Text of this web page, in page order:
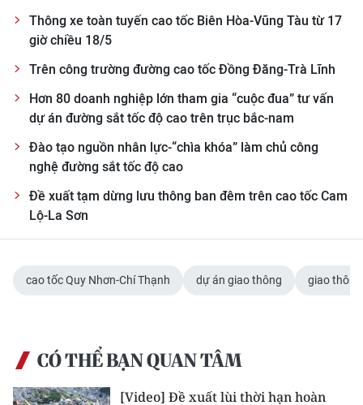
Video
Media Chính trị
Media Kinh tế
Media Xã hội
Media Pháp luật
Media Du lịch
Media Thế giới
Media Giáo dục
Media Y tế
Thông xe toàn tuyến cao tốc Biên Hòa-Vũng Tàu từ 17
giờ chiều 18/5
Trên công trường đường cao tốc Đồng Đăng-Trà Lĩnh
Hơn 80 doanh nghiệp lớn tham gia “cuộc đua” tư vấn
dự án đường sắt tốc độ cao trên trục bắc-nam
Đào tạo nguồn nhân lực-“chìa khóa” làm chủ công
nghệ đường sắt tốc độ cao
Đề xuất tạm dừng lưu thông ban đêm trên cao tốc Cam
Lộ-La Sơn
cao tốc Quy Nhơn-Chí Thạnh dự án giao thông giao thông
CÓ THỂ BẠN QUAN TÂM
[Video] Đề xuất lùi thời hạn hoàn